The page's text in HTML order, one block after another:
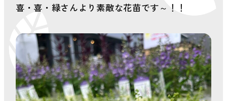
プライバシーポリ
喜・喜・緑さんより素敵な花苗です～！！